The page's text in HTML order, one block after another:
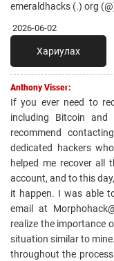
emeraldhacks (.) org
2026-06-02
Хариулах
Anthony Visser:
If you ever need to
including Bitcoin and
recommend
dedicated hackers
helped me recover all
account, and to this
it happen. I was able
email at
realize the importance
situation similar to
throughout the